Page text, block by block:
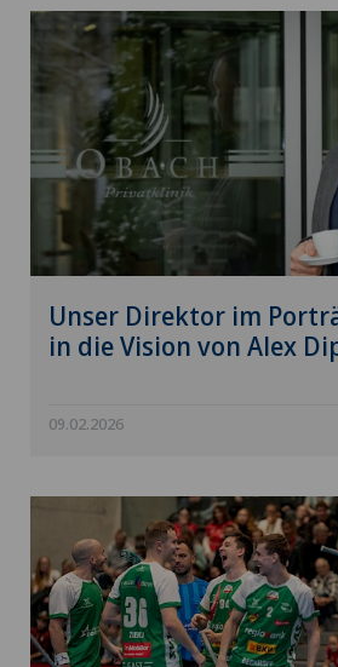
Unser Direktor im
in die Vision von Alex
09.02.2026